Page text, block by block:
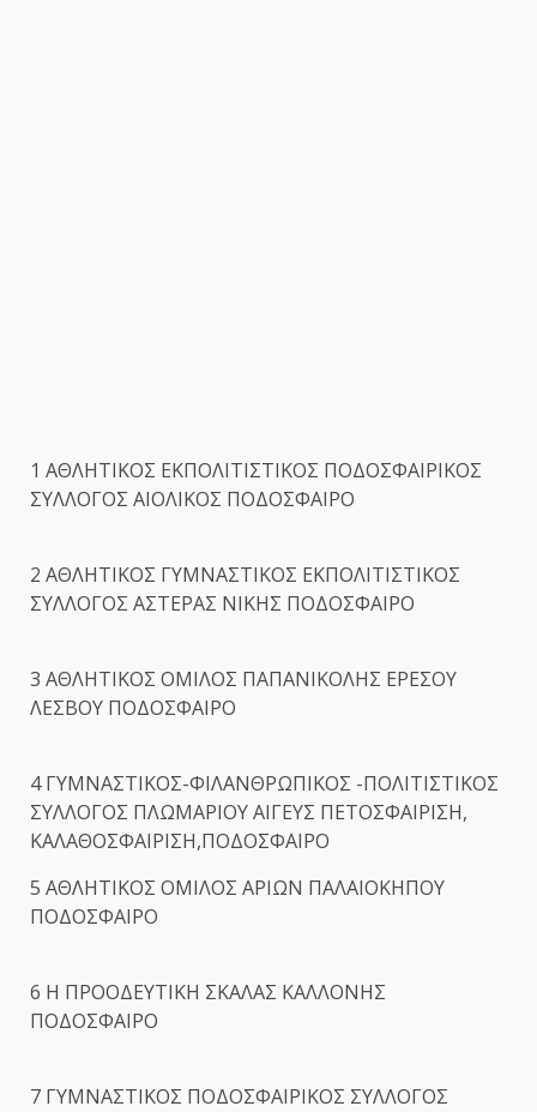
1 ΑΘΛΗΤΙΚΟΣ ΕΚΠΟΛΙΤΙΣΤΙΚΟΣ ΠΟΔΟΣΦΑΙΡΙΚΟΣ
ΣΥΛΛΟΓΟΣ ΑΙΟΛΙΚΟΣ ΠΟΔΟΣΦΑΙΡΟ
2 ΑΘΛΗΤΙΚΟΣ ΓΥΜΝΑΣΤΙΚΟΣ ΕΚΠΟΛΙΤΙΣΤΙΚΟΣ
ΣΥΛΛΟΓΟΣ ΑΣΤΕΡΑΣ ΝΙΚΗΣ ΠΟΔΟΣΦΑΙΡΟ
3 ΑΘΛΗΤΙΚΟΣ ΟΜΙΛΟΣ ΠΑΠΑΝΙΚΟΛΗΣ ΕΡΕΣΟΥ
ΛΕΣΒΟΥ ΠΟΔΟΣΦΑΙΡΟ
4 ΓΥΜΝΑΣΤΙΚΟΣ-ΦΙΛΑΝΘΡΩΠΙΚΟΣ -ΠΟΛΙΤΙΣΤΙΚΟΣ
ΣΥΛΛΟΓΟΣ ΠΛΩΜΑΡΙΟΥ ΑΙΓΕΥΣ ΠΕΤΟΣΦΑΙΡΙΣΗ,
ΚΑΛΑΘΟΣΦΑΙΡΙΣΗ,ΠΟΔΟΣΦΑΙΡΟ
5 ΑΘΛΗΤΙΚΟΣ ΟΜΙΛΟΣ ΑΡΙΩΝ ΠΑΛΑΙΟΚΗΠΟΥ
ΠΟΔΟΣΦΑΙΡΟ
6 Η ΠΡΟΟΔΕΥΤΙΚΗ ΣΚΑΛΑΣ ΚΑΛΛΟΝΗΣ
ΠΟΔΟΣΦΑΙΡΟ
7 ΓΥΜΝΑΣΤΙΚΟΣ ΠΟΔΟΣΦΑΙΡΙΚΟΣ ΣΥΛΛΟΓΟΣ